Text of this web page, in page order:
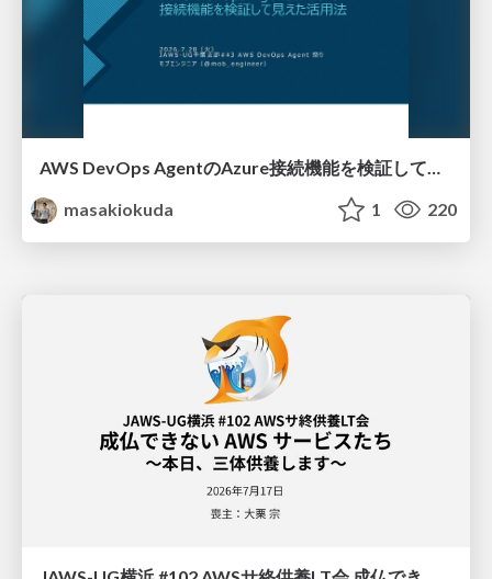
AWS DevOps AgentのAzure接続機能を検証して見えた活用法／Use Cases Verified for the AWS DevOps Agent's Azure Connectivity Feature
masakiokuda
1 220